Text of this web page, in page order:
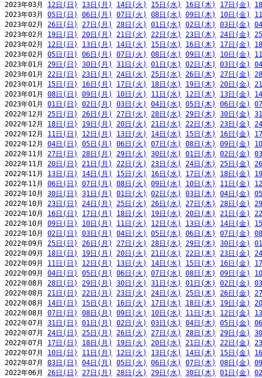
2023年03月 12日(日) 13日(月) 14日(火) 15日(水) 16日(木) 17日(金)
2023年03月 05日(日) 06日(月) 07日(火) 08日(水) 09日(木) 10日(金)
2023年02月 26日(日) 27日(月) 28日(火) 01日(水) 02日(木) 03日(金)
2023年02月 19日(日) 20日(月) 21日(火) 22日(水) 23日(木) 24日(金)
2023年02月 12日(日) 13日(月) 14日(火) 15日(水) 16日(木) 17日(金)
2023年02月 05日(日) 06日(月) 07日(火) 08日(水) 09日(木) 10日(金)
2023年01月 29日(日) 30日(月) 31日(火) 01日(水) 02日(木) 03日(金)
2023年01月 22日(日) 23日(月) 24日(火) 25日(水) 26日(木) 27日(金)
2023年01月 15日(日) 16日(月) 17日(火) 18日(水) 19日(木) 20日(金)
2023年01月 08日(日) 09日(月) 10日(火) 11日(水) 12日(木) 13日(金)
2023年01月 01日(日) 02日(月) 03日(火) 04日(水) 05日(木) 06日(金)
2022年12月 25日(日) 26日(月) 27日(火) 28日(水) 29日(木) 30日(金)
2022年12月 18日(日) 19日(月) 20日(火) 21日(水) 22日(木) 23日(金)
2022年12月 11日(日) 12日(月) 13日(火) 14日(水) 15日(木) 16日(金)
2022年12月 04日(日) 05日(月) 06日(火) 07日(水) 08日(木) 09日(金)
2022年11月 27日(日) 28日(月) 29日(火) 30日(水) 01日(木) 02日(金)
2022年11月 20日(日) 21日(月) 22日(火) 23日(水) 24日(木) 25日(金)
2022年11月 13日(日) 14日(月) 15日(火) 16日(水) 17日(木) 18日(金)
2022年11月 06日(日) 07日(月) 08日(火) 09日(水) 10日(木) 11日(金)
2022年10月 30日(日) 31日(月) 01日(火) 02日(水) 03日(木) 04日(金)
2022年10月 23日(日) 24日(月) 25日(火) 26日(水) 27日(木) 28日(金)
2022年10月 16日(日) 17日(月) 18日(火) 19日(水) 20日(木) 21日(金)
2022年10月 09日(日) 10日(月) 11日(火) 12日(水) 13日(木) 14日(金)
2022年10月 02日(日) 03日(月) 04日(火) 05日(水) 06日(木) 07日(金)
2022年09月 25日(日) 26日(月) 27日(火) 28日(水) 29日(木) 30日(金)
2022年09月 18日(日) 19日(月) 20日(火) 21日(水) 22日(木) 23日(金)
2022年09月 11日(日) 12日(月) 13日(火) 14日(水) 15日(木) 16日(金)
2022年09月 04日(日) 05日(月) 06日(火) 07日(水) 08日(木) 09日(金)
2022年08月 28日(日) 29日(月) 30日(火) 31日(水) 01日(木) 02日(金)
2022年08月 21日(日) 22日(月) 23日(火) 24日(水) 25日(木) 26日(金)
2022年08月 14日(日) 15日(月) 16日(火) 17日(水) 18日(木) 19日(金)
2022年08月 07日(日) 08日(月) 09日(火) 10日(水) 11日(木) 12日(金)
2022年07月 31日(日) 01日(月) 02日(火) 03日(水) 04日(木) 05日(金)
2022年07月 24日(日) 25日(月) 26日(火) 27日(水) 28日(木) 29日(金)
2022年07月 17日(日) 18日(月) 19日(火) 20日(水) 21日(木) 22日(金)
2022年07月 10日(日) 11日(月) 12日(火) 13日(水) 14日(木) 15日(金)
2022年07月 03日(日) 04日(月) 05日(火) 06日(水) 07日(木) 08日(金)
2022年06月 26日(日) 27日(月) 28日(火) 29日(水) 30日(木) 01日(金)